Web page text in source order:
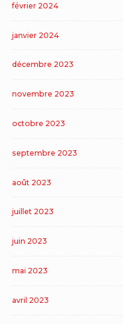
février 2024
janvier 2024
décembre 2023
novembre 2023
octobre 2023
septembre 2023
août 2023
juillet 2023
juin 2023
mai 2023
avril 2023